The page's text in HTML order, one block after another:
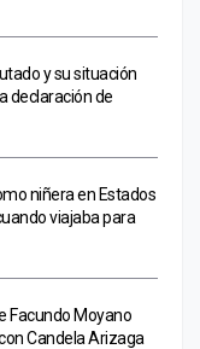
y su situación
declaración de
niñera en Estados
viajaba para
Facundo Moyano
Candela Arizaga